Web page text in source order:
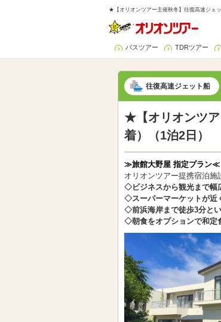
★【オリオンツアー主催秋冬】往復高速ジェ
バスツアー TDRツアー
往復高速ジェット船
★【オリオンツア
着）（1泊2日）
≫旅館大野屋 指定プラン≪
オリオンツアー提携宿泊施
◇ビジネスから観光まで幅
◇スーパーマーケットが近
◇前浜海岸まで徒歩3分と
◇朝食をオプションで和定